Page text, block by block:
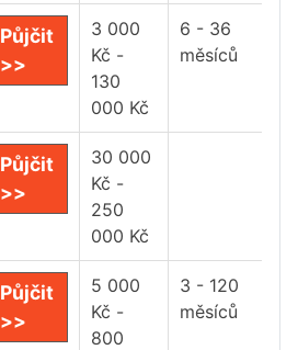
Půjčit
>>
3 000
Kč -
130
000 Kč
6 - 36
měsíců
Půjčit
>>
30 000
Kč -
250
000 Kč
Půjčit
>>
5 000
Kč -
800
3 - 120
měsíců